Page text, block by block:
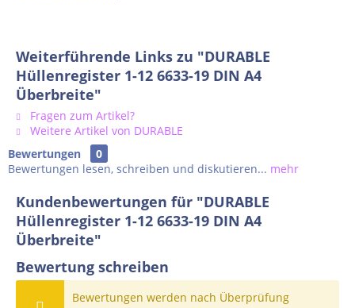
Weiterführende Links zu "DURABLE
Hüllenregister 1-12 6633-19 DIN A4
Überbreite"
Fragen zum Artikel?
Weitere Artikel von DURABLE
Bewertungen
0
Bewertungen lesen, schreiben und diskutieren... mehr
Kundenbewertungen für "DURABLE
Hüllenregister 1-12 6633-19 DIN A4
Überbreite"
Bewertung schreiben
Bewertungen werden nach Überprüfung